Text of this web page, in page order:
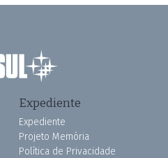
Expediente
Expediente
Projeto Memória
Política de Privacidade